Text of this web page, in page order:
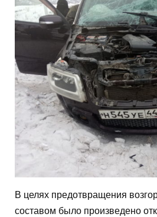
В целях предотвращения
составом было произведено